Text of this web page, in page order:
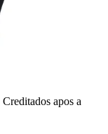
Creditados apos a